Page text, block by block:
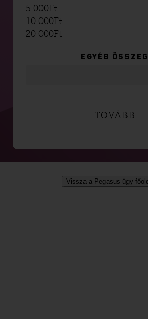
5 000Ft
10 000Ft
20 000Ft
EGYÉB ÖSSZEG
TOVÁBB